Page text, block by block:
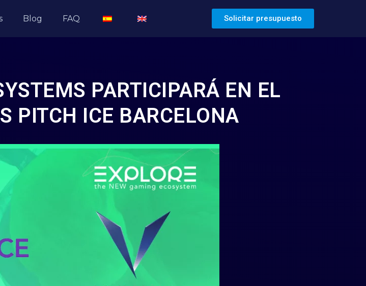
Blog FAQ Solicitar presupuesto
PARTICIPARÁ EN EL
PITCH ICE BARCELONA